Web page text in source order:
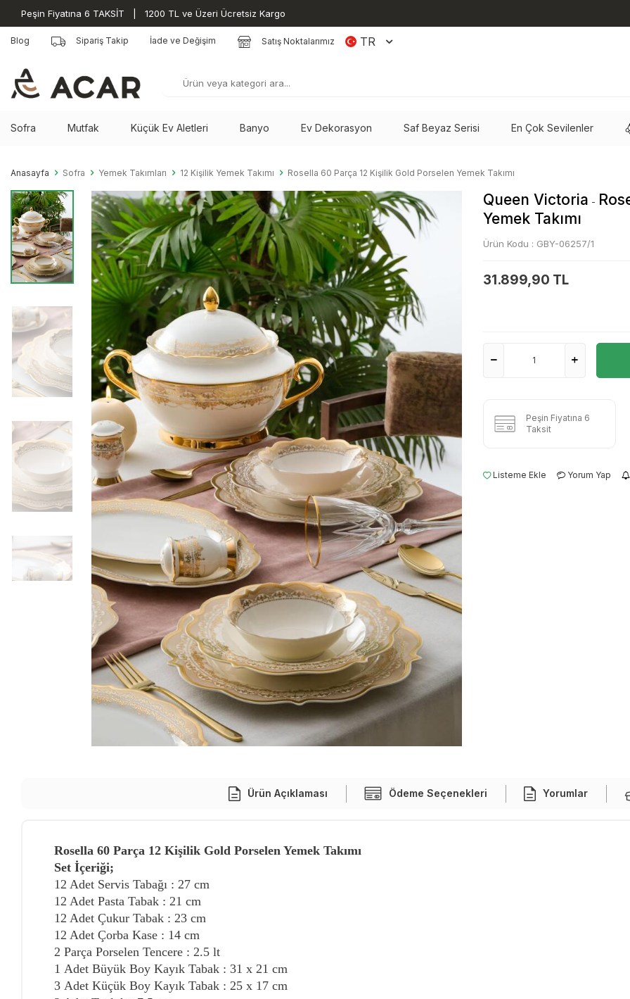
Peşin Fiyatına 6 TAKSİT | 1200 TL ve Üzeri Ücretsiz Kargo
Blog Sipariş Takip İade ve Değişim Satış Noktalarımız TR
Sofra Mutfak Küçük Ev Aletleri Banyo Ev Dekorasyon Saf Beyaz Serisi En Çok Sevilenler
Anasayfa Sofra Yemek Takımları 12 Kişilik Yemek Takımı Rosella 60 Parça 12 Kişilik Gold Porselen Yemek Takımı
Queen Victoria -
Yemek Takımı
Ürün Kodu : GBY-06257/1
31.899,90 TL
Peşin Fiyatına 6
Taksit
Listeme Ekle Yorum Yap
Ürün Açıklaması Ödeme Seçenekleri Yorumlar
Rosella 60 Parça 12 Kişilik Gold Porselen Yemek Takımı
Set İçeriği;
12 Adet Servis Tabağı : 27 cm
12 Adet Pasta Tabak : 21 cm
12 Adet Çukur Tabak : 23 cm
12 Adet Çorba Kase : 14 cm
2 Parça Porselen Tencere : 2.5 lt
1 Adet Büyük Boy Kayık Tabak : 31 x 21 cm
3 Adet Küçük Boy Kayık Tabak : 25 x 17 cm